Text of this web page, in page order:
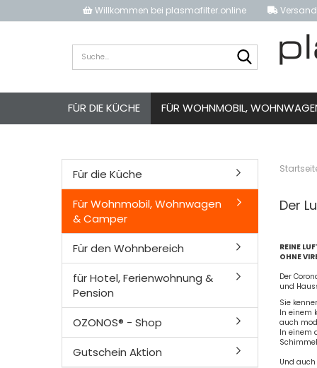
Willkommen bei plasmafilter.online
Suche...
FÜR DIE KÜCHE FÜR WOHNMOBIL,
Der
REINE
OHNE
Der
und
Sie
In einem
auch
In einem
Und
Für die Küche
Für Wohnmobil, Wohnwagen
& Camper
Für den Wohnbereich
für Hotel, Ferienwohnung &
Pension
OZONOS® - Shop
Gutschein Aktion